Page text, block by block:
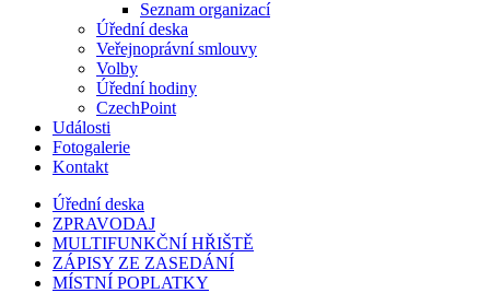
Seznam organizací
Úřední deska
Veřejnoprávní smlouvy
Volby
Úřední hodiny
CzechPoint
Události
Fotogalerie
Kontakt
Úřední deska
ZPRAVODAJ
MULTIFUNKČNÍ HŘIŠTĚ
ZÁPISY ZE ZASEDÁNÍ
MÍSTNÍ POPLATKY